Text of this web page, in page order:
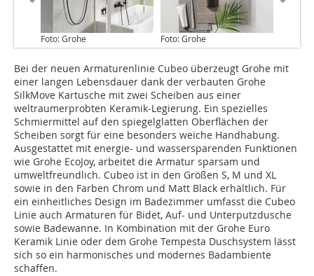
Foto: Grohe Foto: Grohe
Bei der neuen Armaturenlinie Cubeo überzeugt Grohe mit
einer langen Lebensdauer dank der verbauten Grohe
SilkMove Kartusche mit zwei Scheiben aus einer
weltraumerprobten Keramik-Legierung. Ein spezielles
Schmiermittel auf den spiegelglatten Oberflächen der
Scheiben sorgt für eine besonders weiche Handhabung.
Ausgestattet mit energie- und wassersparenden Funktionen
wie Grohe EcoJoy, arbeitet die Armatur sparsam und
umweltfreundlich. Cubeo ist in den Größen S, M und XL
sowie in den Farben Chrom und Matt Black erhältlich. Für
ein einheitliches Design im Badezimmer umfasst die Cubeo
Linie auch Armaturen für Bidet, Auf- und Unterputzdusche
sowie Badewanne. In Kombination mit der Grohe Euro
Keramik Linie oder dem Grohe Tempesta Duschsystem lässt
sich so ein harmonisches und modernes Badambiente
schaffen.